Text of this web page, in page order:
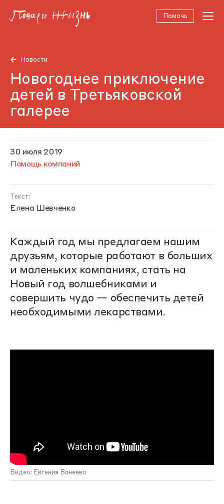
Помочь
Новости
Новогоднее приключение
детей в Третьяковской
галерее
30 июля 2019
Помощь компаний
Текст:
Елена Шевченко
Каждый год мы предлагаем нашим
друзьям, которые работают в больших
и маленьких компаниях, стать на
Новый год волшебниками и
совершить чудо — обеспечить детей
необходимыми лекарствами.
Видео: Евгения Ванеева